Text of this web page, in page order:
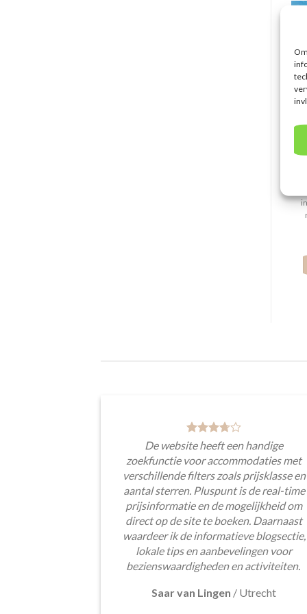
De website heeft een handige
zoekfunctie voor accommodaties met
verschillende filters zoals prijsklasse en
aantal sterren. Pluspunt is de real-time
prijsinformatie en de mogelijkheid om
direct op de site te boeken. Daarnaast
waardeer ik de informatieve blogsectie,
lokale tips en aanbevelingen voor
bezienswaardigheden en activiteiten.
Saar van Lingen / Utrecht